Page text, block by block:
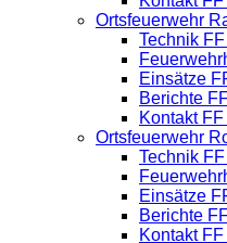
Ortsfeuerwehr
Technik
Einsätze
Berichte
Kontakt
Ortsfeuerwehr
Technik
Einsätze
Berichte
Kontakt